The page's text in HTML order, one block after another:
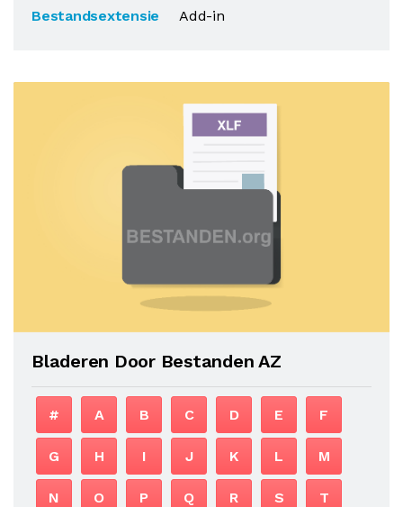
Bestandsextensie
Add-in
Bladeren Door Bestanden AZ
# A B C D E F
G H I J K L M
N O P Q R S T